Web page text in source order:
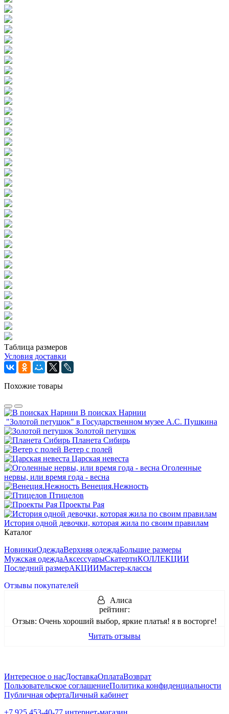
Таблица размеров
Условия доставки
Похожие товары
В поисках Нарнии
"Золотой петушок" в Государственном музее А.С. Пушкина
Золотой петушок
Планета Сибирь
Ветер с полей
Царская невеста
Оголенные
нервы, или время года - весна
Венеция.Нежность
Птицелов
Проекты Рая
История одной девочки, которая жила по своим правилам
Каталог
НовинкиОдеждаВерхняя одеждаБольшие размеры
Мужская одеждаАксессуарыСкатертиКОЛЛЕКЦИИ
Последний размерАКЦИИМастер-классы
Отзывы покупателей
Алиса
рейтинг:
Отзыв: Очень хороший выбор, яркие платья! я в восторге!
Читать отзывы
Интересное о насДоставкаОплатаВозврат
Пользовательское соглашениеПолитика конфиденциальности
Публичная офертаЛичный кабинет
+7 925 453-40-77 интернет-магазин